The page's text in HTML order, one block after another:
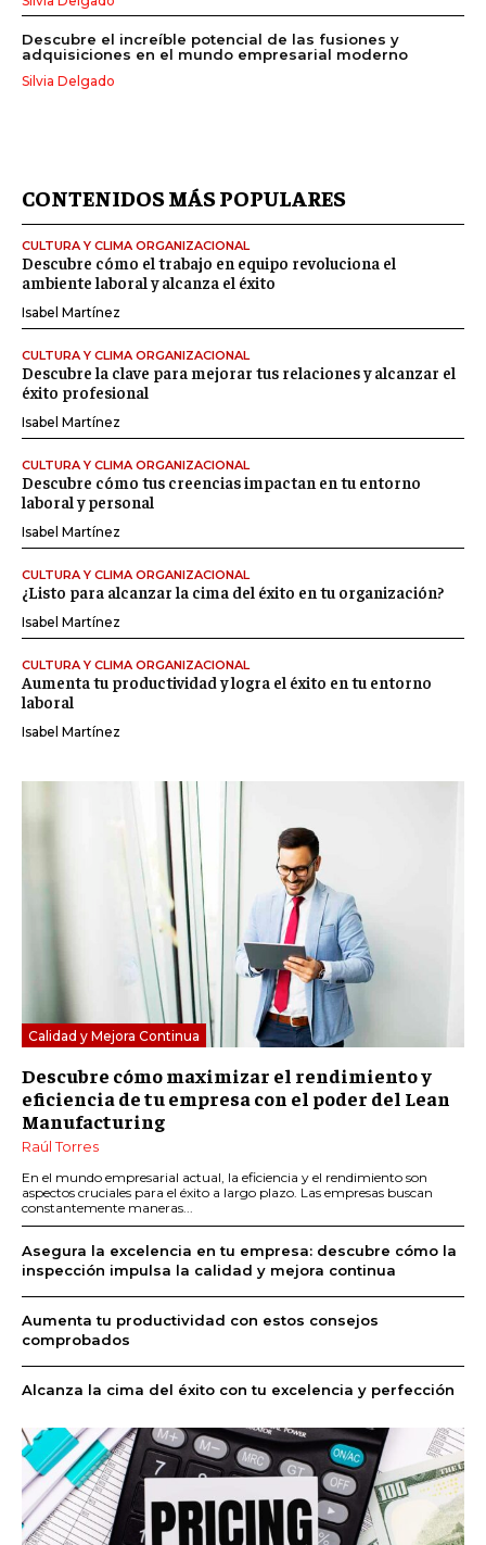
Descubre el increíble potencial de las fusiones y
adquisiciones en el mundo empresarial moderno
Silvia Delgado
CONTENIDOS MÁS POPULARES
CULTURA Y CLIMA ORGANIZACIONAL
Descubre cómo el trabajo en equipo revoluciona el
ambiente laboral y alcanza el éxito
Isabel Martínez
CULTURA Y CLIMA ORGANIZACIONAL
Descubre la clave para mejorar tus relaciones y alcanzar el
éxito profesional
Isabel Martínez
CULTURA Y CLIMA ORGANIZACIONAL
Descubre cómo tus creencias impactan en tu entorno
laboral y personal
Isabel Martínez
CULTURA Y CLIMA ORGANIZACIONAL
¿Listo para alcanzar la cima del éxito en tu organización?
Isabel Martínez
CULTURA Y CLIMA ORGANIZACIONAL
Aumenta tu productividad y logra el éxito en tu entorno
laboral
Isabel Martínez
Calidad y Mejora Continua
Descubre cómo maximizar el rendimiento y
eficiencia de tu empresa con el poder del Lean
Manufacturing
Raúl Torres
En el mundo empresarial actual, la eficiencia y el rendimiento son
aspectos cruciales para el éxito a largo plazo. Las empresas buscan
constantemente maneras...
Asegura la excelencia en tu empresa: descubre cómo la
inspección impulsa la calidad y mejora continua
Aumenta tu productividad con estos consejos
comprobados
Alcanza la cima del éxito con tu excelencia y perfección